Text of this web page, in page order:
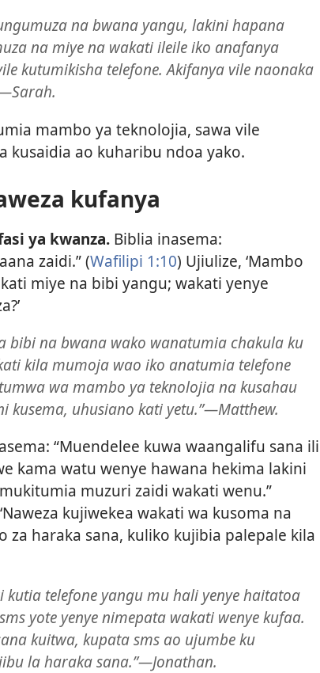
na bwana yangu, lakini hapana
na miye na wakati ileile iko anafanya
kutumikisha telefone. Akifanya vile naonaka
mambo ya teknolojia, sawa vile
kusaidia ao kuharibu ndoa yako.
kufanya
ya kwanza. Biblia inasema:
zaidi.” (Wafilipi 1:10) Ujiulize, ‘Mambo
miye na bibi yangu; wakati yenye
bibi na bwana wako wanatumia chakula ku
kila mumoja wao iko anatumia telefone
wa mambo ya teknolojia na kusahau
kusema, uhusiano kati yetu.”​—Matthew.
“Muendelee kuwa waangalifu sana ili
kama watu wenye hawana hekima lakini
muzuri zaidi wakati wenu.”
kujiwekea wakati wa kusoma na
za haraka sana, kuliko kujibia palepale kila
kutia telefone yangu mu hali yenye haitatoa
yote yenye nimepata wakati wenye kufaa.
kuitwa, kupata sms ao ujumbe ku
la haraka sana.”​—Jonathan.